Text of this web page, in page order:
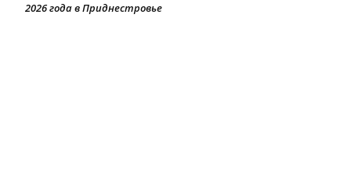
2026 года в Приднестровье